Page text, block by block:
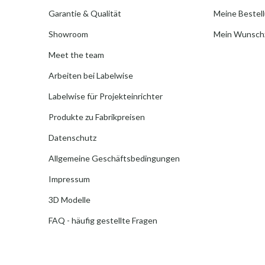
Garantie & Qualität
Showroom
Meet the team
Arbeiten bei Labelwise
Labelwise für Projekteinrichter
Produkte zu Fabrikpreisen
Datenschutz
Allgemeine Geschäftsbedingungen
Impressum
3D Modelle
FAQ - häufig gestellte Fragen
Meine
Mein